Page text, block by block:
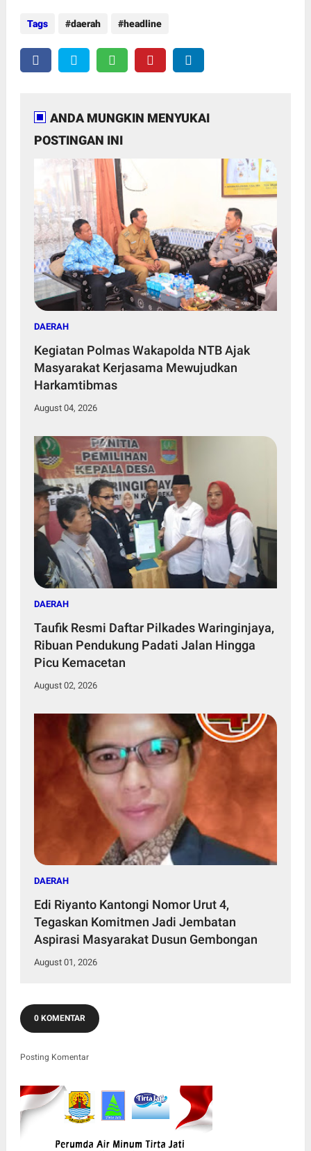
Tags daerah headline
ANDA MUNGKIN MENYUKAI
POSTINGAN INI
DAERAH
Kegiatan Polmas Wakapolda NTB Ajak
Masyarakat Kerjasama Mewujudkan
Harkamtibmas
August 04, 2026
DAERAH
Taufik Resmi Daftar Pilkades Waringinjaya,
Ribuan Pendukung Padati Jalan Hingga
Picu Kemacetan
August 02, 2026
DAERAH
Edi Riyanto Kantongi Nomor Urut 4,
Tegaskan Komitmen Jadi Jembatan
Aspirasi Masyarakat Dusun Gembongan
August 01, 2026
0 KOMENTAR
Posting Komentar